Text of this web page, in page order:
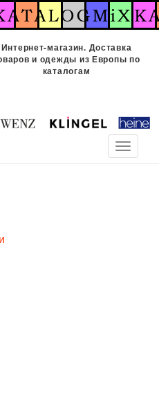
Интернет-магазин. Доставка
и одежды из Европы по
каталогам
Toggle